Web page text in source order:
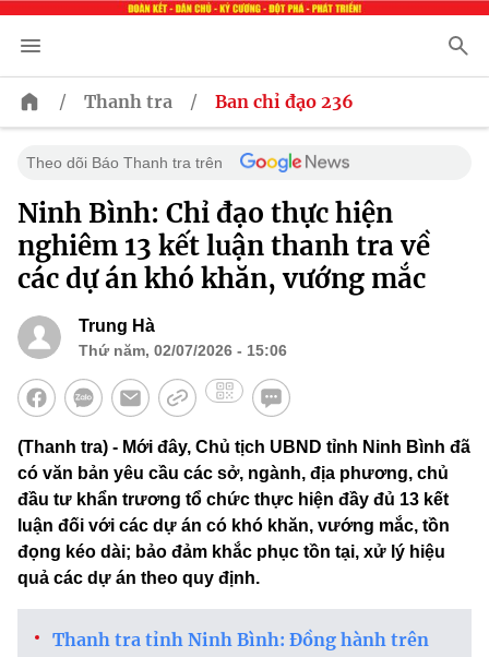
/ Thanh tra / Ban chỉ đạo 236
Theo dõi Báo Thanh tra trên
Ninh Bình: Chỉ đạo thực hiện
nghiêm 13 kết luận thanh tra về
các dự án khó khăn, vướng mắc
Trung Hà
Thứ năm, 02/07/2026 - 15:06
(Thanh tra) - Mới đây, Chủ tịch UBND tỉnh Ninh Bình đã
có văn bản yêu cầu các sở, ngành, địa phương, chủ
đầu tư khẩn trương tổ chức thực hiện đầy đủ 13 kết
luận đối với các dự án có khó khăn, vướng mắc, tồn
đọng kéo dài; bảo đảm khắc phục tồn tại, xử lý hiệu
quả các dự án theo quy định.
Thanh tra tỉnh Ninh Bình: Đồng hành trên